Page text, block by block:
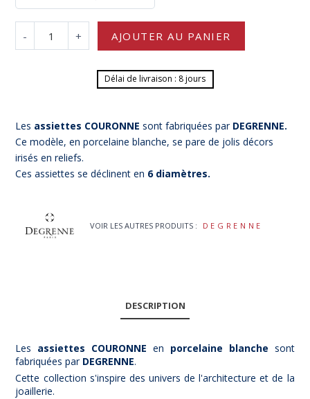
- + AJOUTER AU PANIER
Délai de livraison : 8 jours
Les assiettes COURONNEsont fabriquées parDEGRENNE.
Ce modèle, en porcelaine blanche, se pare de jolis décors
irisés en reliefs.
Ces assiettes se déclinent en 6 diamètres.
VOIR LES AUTRES PRODUITS : DEGRENNE
DESCRIPTION
Les assiettes COURONNE en porcelaine blanche sont
fabriquées par DEGRENNE.
Cette collection s'inspire des univers de l'architecture et de la
joaillerie.